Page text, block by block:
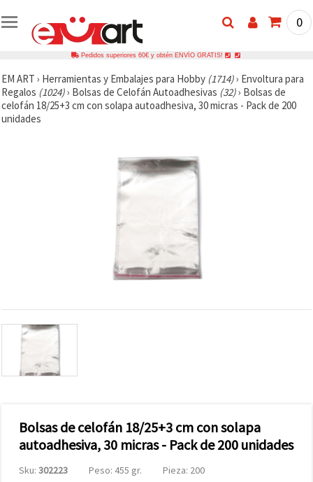
0
Pedidos superiores 60€ y obtén ENVÍO GRATIS!
EM ART › Herramientas y Embalajes para Hobby (1714)› Envoltura para
Regalos (1024)› Bolsas de Celofán Autoadhesivas (32)› Bolsas de
celofán 18/25+3 cm con solapa autoadhesiva, 30 micras - Pack de 200
unidades
Bolsas de celofán 18/25+3 cm con solapa
autoadhesiva, 30 micras - Pack de 200 unidades
Sku: 302223 Peso: 455 gr.
Pieza: 200